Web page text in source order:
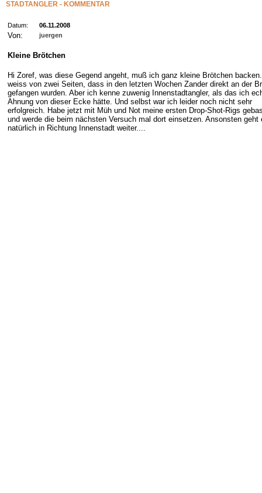
STADTANGLER - KOMMENTAR
Datum: 06.11.2008
Von: juergen
Kleine Brötchen
Hi Zoref, was diese Gegend angeht, muß ich ganz kleine Brötchen
weiss von zwei Seiten, dass in den letzten Wochen Zander direkt an der
gefangen wurden. Aber ich kenne zuwenig Innenstadtangler, als das ich
Ahnung von dieser Ecke hätte. Und selbst war ich leider noch nicht sehr
erfolgreich. Habe jetzt mit Müh und Not meine ersten Drop-Shot-Rigs
und werde die beim nächsten Versuch mal dort einsetzen. Ansonsten geht
natürlich in Richtung Innenstadt weiter....